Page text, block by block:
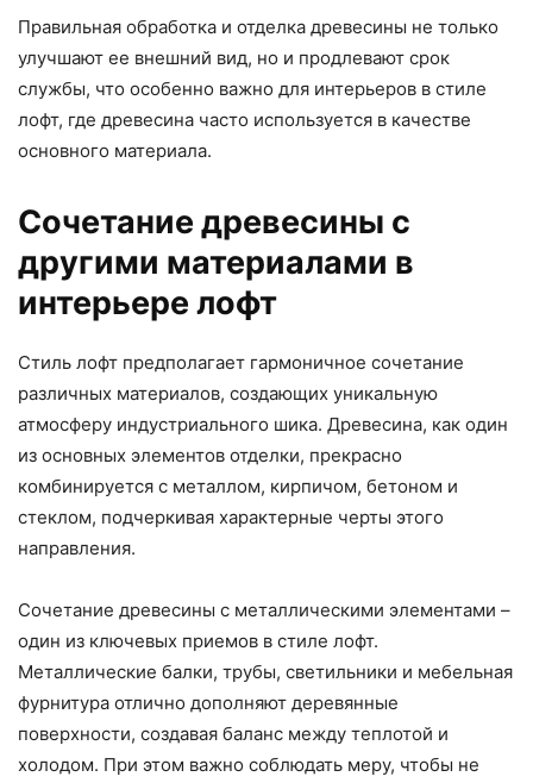
Правильная обработка и отделка древесины не только
улучшают ее внешний вид, но и продлевают срок
службы, что особенно важно для интерьеров в стиле
лофт, где древесина часто используется в качестве
основного материала.
Сочетание древесины с
другими материалами в
интерьере лофт
Стиль лофт предполагает гармоничное сочетание
различных материалов, создающих уникальную
атмосферу индустриального шика. Древесина, как один
из основных элементов отделки, прекрасно
комбинируется с металлом, кирпичом, бетоном и
стеклом, подчеркивая характерные черты этого
направления.
Сочетание древесины с металлическими элементами –
один из ключевых приемов в стиле лофт.
Металлические балки, трубы, светильники и мебельная
фурнитура отлично дополняют деревянные
поверхности, создавая баланс между теплотой и
холодом. При этом важно соблюдать меру, чтобы не